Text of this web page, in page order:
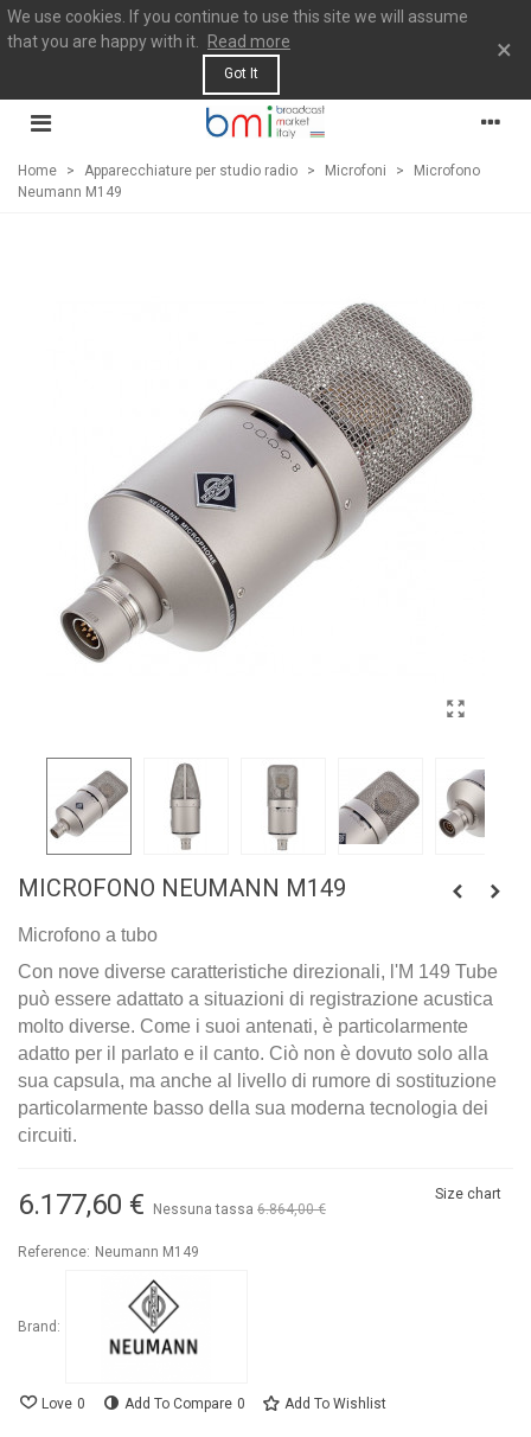
We use cookies. If you continue to use this site we will assume
that you are happy with it.
Read more
Got It
×
Home > Apparecchiature per studio radio > Microfoni >
Microfono
Neumann M149
MICROFONO NEUMANN M149
Microfono a tubo
Con nove diverse caratteristiche direzionali, l'M 149 Tube
può essere adattato a situazioni di registrazione acustica
molto diverse. Come i suoi antenati, è particolarmente
adatto per il parlato e il canto. Ciò non è dovuto solo alla
sua capsula, ma anche al livello di rumore di sostituzione
particolarmente basso della sua moderna tecnologia dei
circuiti.
6.177,60 € Nessuna tassa 6.864,00 €
Size chart
Reference: Neumann M149
Brand:
Love 0 Add To Compare 0 Add To Wishlist